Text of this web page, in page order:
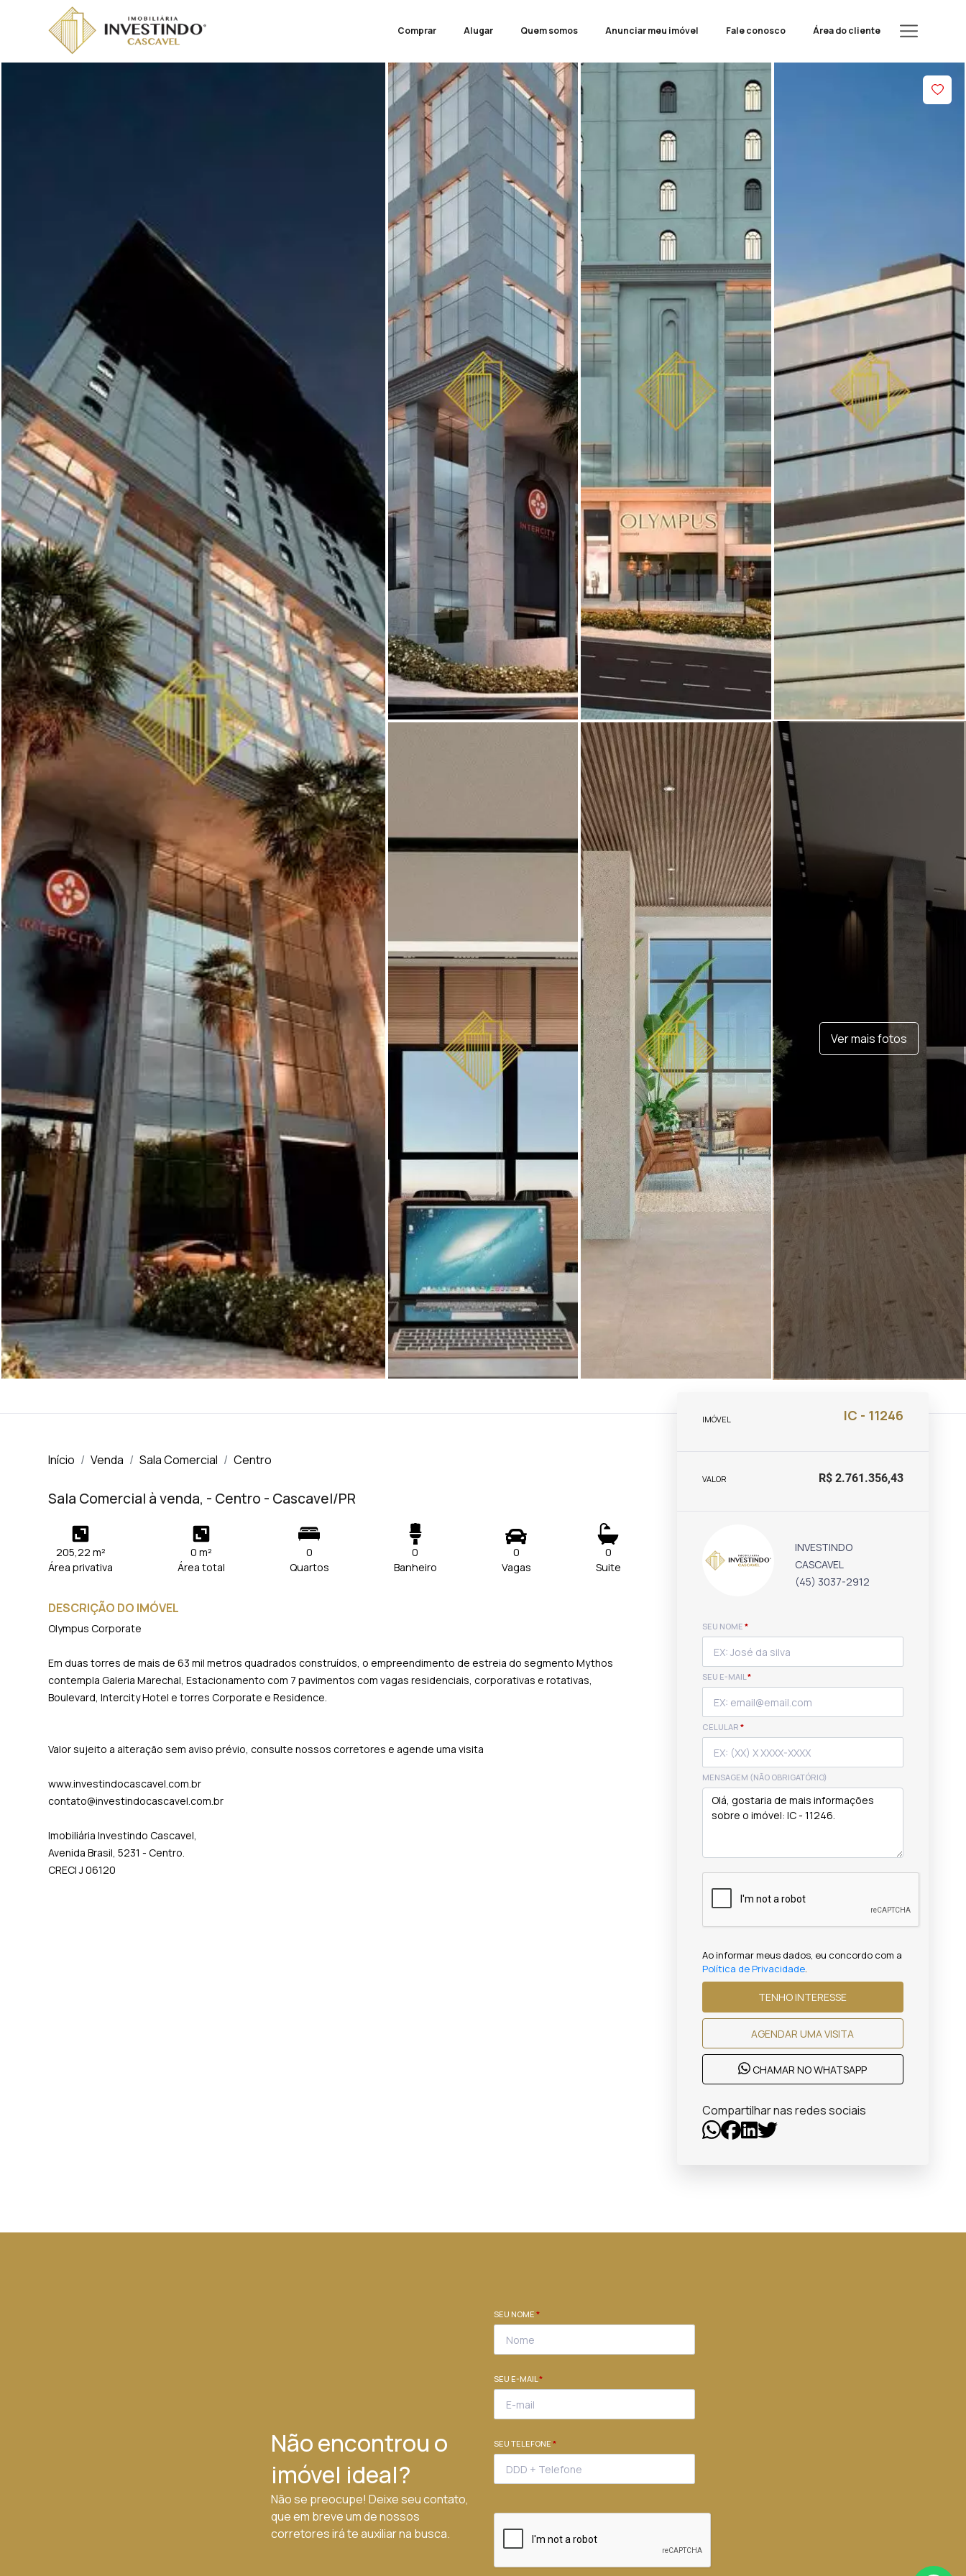
Comprar Alugar Quem somos Anunciar meu imóvel Fale conosco Área do cliente
Ver mais fotos
Início Venda Sala Comercial Centro
Sala Comercial à venda, - Centro - Cascavel/PR
205,22 m²
Área privativa
0 m²
Área total
0
Quartos
0
Banheiro
0
Vagas
0
Suite
DESCRIÇÃO DO IMÓVEL
Olympus Corporate
Em duas torres de mais de 63 mil metros quadrados construídos, o empreendimento de estreia do segmento Mythos
contempla Galeria Marechal, Estacionamento com 7 pavimentos com vagas residenciais, corporativas e rotativas,
Boulevard, Intercity Hotel e torres Corporate e Residence.
Valor sujeito a alteração sem aviso prévio, consulte nossos corretores e agende uma visita
www.investindocascavel.com.br
contato@investindocascavel.com.br
Imobiliária Investindo Cascavel,
Avenida Brasil, 5231 - Centro.
CRECI J 06120
IMÓVEL IC - 11246
VALOR R$ 2.761.356,43
INVESTINDO
CASCAVEL
(45) 3037-2912
SEU NOME *
SEU E-MAIL*
CELULAR *
MENSAGEM (NÃO OBRIGATÓRIO)
Ao informar meus dados, eu concordo com a
Política de Privacidade.
TENHO INTERESSE
AGENDAR UMA VISITA
CHAMAR NO WHATSAPP
Compartilhar nas redes sociais
Não encontrou o
imóvel ideal?
Não se preocupe! Deixe seu contato,
que em breve um de nossos
corretores irá te auxiliar na busca.
SEU NOME *
SEU E-MAIL*
SEU TELEFONE *